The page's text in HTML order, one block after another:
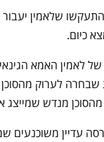
שלאמין
כיום.
לאמין האמא
לערוק מהסוכן
מהסוכן מנדש שמייצג
עדיין משוכנעים